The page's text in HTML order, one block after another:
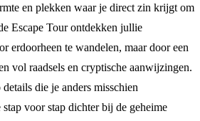
en plekken waar je direct zin krijgt om
Escape Tour ontdekken jullie
erdoorheen te wandelen, maar door een
vol raadsels en cryptische aanwijzingen.
die je anders misschien
voor stap dichter bij de geheime